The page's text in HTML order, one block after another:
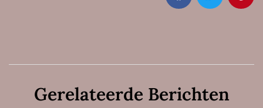
Gerelateerde Berichten